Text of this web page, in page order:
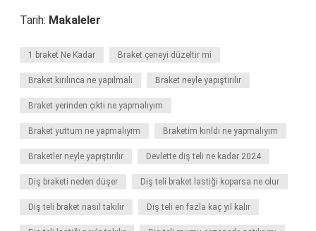
Tarih: Makaleler
1 braket Ne Kadar Braket çeneyi düzeltir mi
Braket kırılınca ne yapılmalı Braket neyle yapıştırılır
Braket yerinden çıktı ne yapmalıyım
Braket yuttum ne yapmalıyım Braketim kırıldı ne yapmalıyım
Braketler neyle yapıştırılır Devlette diş teli ne kadar 2024
Diş braketi neden düşer Diş teli braket lastiği koparsa ne olur
Diş teli braket nasıl takılır Diş teli en fazla kaç yıl kalır